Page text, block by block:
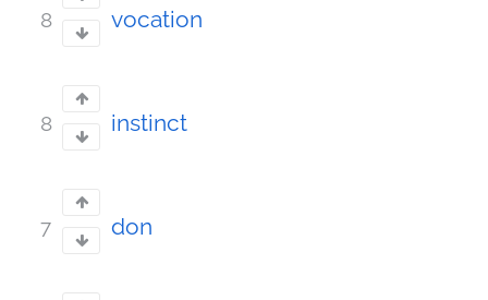
8 vocation
8 instinct
7 don